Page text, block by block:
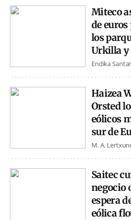
Miteco
de
los
Urkilla y
Endika
Haizea
Orsted
eólicos
sur de
M. A.
Saitec
negocio
espera
eólica